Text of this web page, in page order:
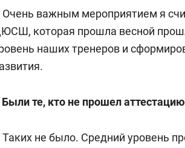
Очень важным мероприятием я
которая прошла весной
наших тренеров и
Были те, кто не прошел
Таких не было. Средний уровень